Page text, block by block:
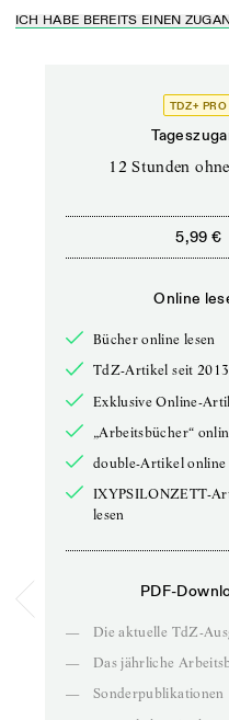
ICH HABE BEREITS EINEN
TDZ+ PRO
12 Stunden
5,99 €
Online
Bücher online lesen
TdZ-Artikel seit
Exklusive Online-
„Arbeitsbücher“
double-Artikel online
IXYPSILONZETT-
lesen
PDF-
—
Die aktuelle TdZ-
—
Das jährliche
—
Sonderpublikationen